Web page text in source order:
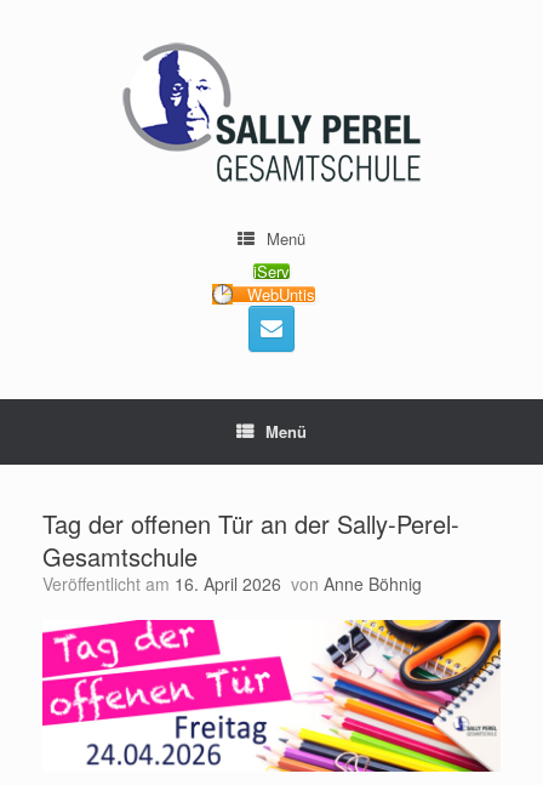
Menü
iServ
WebUntis
Menü
Tag der offenen Tür an der Sally-Perel-
Gesamtschule
Veröffentlicht am 16. April 2026 von Anne Böhnig